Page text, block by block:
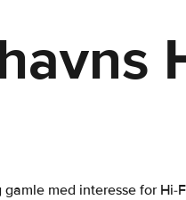
med interesse for